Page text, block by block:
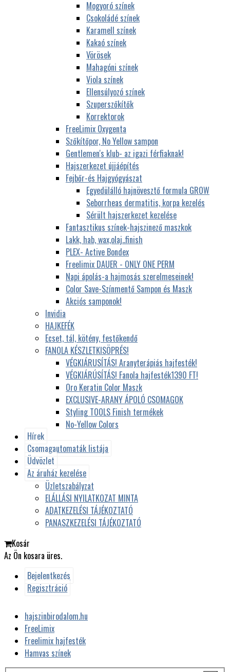
Mogyoró színek
Csokoládé színek
Karamell színek
Kakaó színek
Vörösek
Mahagóni színek
Viola színek
Ellensúlyozó színek
Szuperszőkítők
Korrektorok
FreeLimix Oxygenta
Szőkítőpor, No Yellow sampon
Gentlemen's klub- az igazi férfiaknak!
Hajszerkezet újjáépítés
Fejbőr-és Hajgyógyászat
Egyedülálló hajnövesztő formula GROW
Seborrheas dermatitis, korpa kezelés
Sérült hajszerkezet kezelése
Fantasztikus színek-hajszinező maszkok
Lakk, hab, wax,olaj..finish
PLEX- Active Bondex
Freelimix DAUER - ONLY ONE PERM
Napi ápolás-a hajmosás szerelmeseinek!
Color Save-Színmentő Sampon és Maszk
Akciós samponok!
Invidia
HAJKEFÉK
Ecset, tál, kötény, festőkendő
FANOLA KÉSZLETKISÖPRÉS!
VÉGKIÁRUSÍTÁS! Aranyterápiás hajfesték!
VÉGKIÁRÚSÍTÁS! Fanola hajfesték1390 FT!
Oro Keratin Color Maszk
EXCLUSIVE-ARANY ÁPOLÓ CSOMAGOK
Styling TOOLS Finish termékek
No-Yellow Colors
Hírek
Csomagautomaták listája
Üdvözlet
Az áruház kezelése
Üzletszabályzat
ELÁLLÁSI NYILATKOZAT MINTA
ADATKEZELÉSI TÁJÉKOZTATÓ
PANASZKEZELÉSI TÁJÉKOZTATÓ
Kosár
Az Ön kosara üres.
Bejelentkezés
Regisztráció
hajszinbirodalom.hu
FreeLimix
Freelimix hajfesték
Hamvas színek